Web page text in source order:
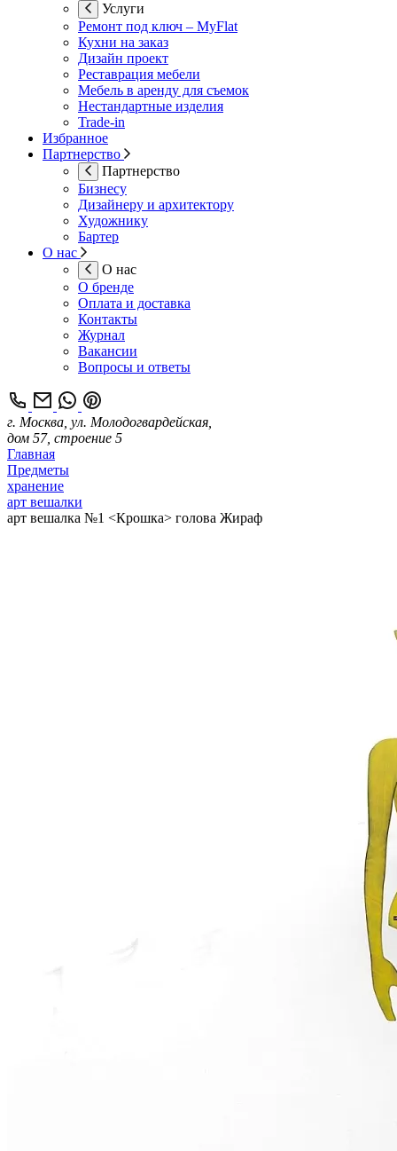
Услуги
Ремонт под ключ – MyFlat
Кухни на заказ
Дизайн проект
Реставрация мебели
Мебель в аренду для съемок
Нестандартные изделия
Trade-in
Избранное
Партнерство
Партнерство
Бизнесу
Дизайнеру и архитектору
Художнику
Бартер
О нас
О нас
О бренде
Оплата и доставка
Контакты
Журнал
Вакансии
Вопросы и ответы
г. Москва, ул. Молодогвардейская,
дом 57, строение 5
Главная
Предметы
хранение
арт вешалки
арт вешалка №1 <Крошка> голова Жираф